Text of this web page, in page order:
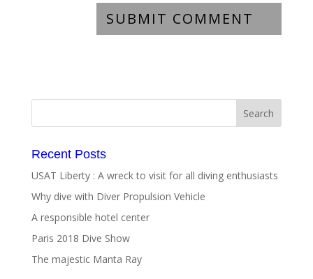
Recent Posts
USAT Liberty : A wreck to visit for all diving enthusiasts
Why dive with Diver Propulsion Vehicle
A responsible hotel center
Paris 2018 Dive Show
The majestic Manta Ray